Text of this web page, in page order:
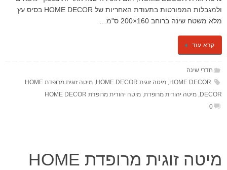
ולמגבלות המפורטות בתעודת האחריות של HOME DECOR בסיס עץ
מלא משטח שינה ברוחב 160×200 ס"מ…
קרא עוד
חדרי שינה
HOME DECOR מיטה זוגית HOME DECOR
מיטה זוגית מרופדת HOME
DECOR מיטה יהודית מרופדת מיטה יהודית מרופדת HOME DECOR
0
מיטה זוגית מרופדת HOME